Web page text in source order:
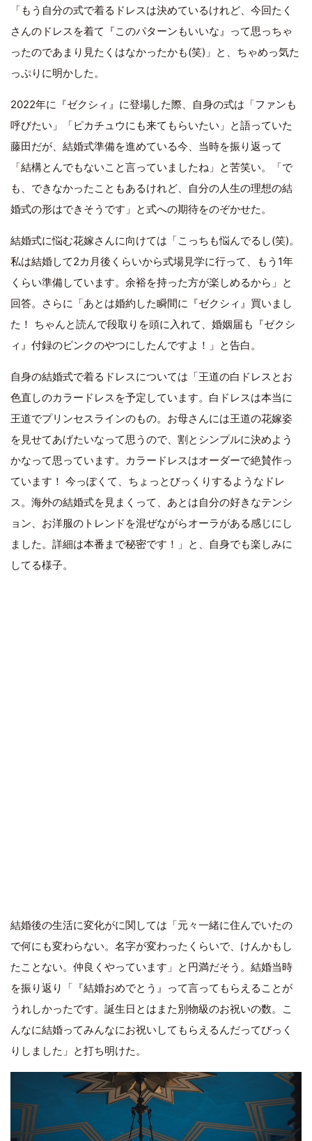
「もう自分の式で着るドレスは決めているけれど、今回たく
さんのドレスを着て『このパターンもいいな』って思っちゃ
ったのであまり見たくはなかったかも(笑)」と、ちゃめっ気た
っぷりに明かした。
2022年に『ゼクシィ』に登場した際、自身の式は「ファンも
呼びたい」「ピカチュウにも来てもらいたい」と語っていた
藤田だが、結婚式準備を進めている今、当時を振り返って
「結構とんでもないこと言っていましたね」と苦笑い。「で
も、できなかったこともあるけれど、自分の人生の理想の結
婚式の形はできそうです」と式への期待をのぞかせた。
結婚式に悩む花嫁さんに向けては「こっちも悩んでるし(笑)。
私は結婚して2カ月後くらいから式場見学に行って、もう1年
くらい準備しています。余裕を持った方が楽しめるから」と
回答。さらに「あとは婚約した瞬間に『ゼクシィ』買いまし
た！ ちゃんと読んで段取りを頭に入れて、婚姻届も『ゼクシ
ィ』付録のピンクのやつにしたんですよ！」と告白。
自身の結婚式で着るドレスについては「王道の白ドレスとお
色直しのカラードレスを予定しています。白ドレスは本当に
王道でプリンセスラインのもの。お母さんには王道の花嫁姿
を見せてあげたいなって思うので、割とシンプルに決めよう
かなって思っています。カラードレスはオーダーで絶賛作っ
ています！ 今っぽくて、ちょっとびっくりするようなドレ
ス。海外の結婚式を見まくって、あとは自分の好きなテンシ
ョン、お洋服のトレンドを混ぜながらオーラがある感じにし
ました。詳細は本番まで秘密です！」と、自身でも楽しみに
してる様子。
結婚後の生活に変化がに関しては「元々一緒に住んでいたの
で何にも変わらない。名字が変わったくらいで、けんかもし
たことない。仲良くやっています」と円満だそう。結婚当時
を振り返り「『結婚おめでとう』って言ってもらえることが
うれしかったです。誕生日とはまた別物級のお祝いの数。こ
んなに結婚ってみんなにお祝いしてもらえるんだってびっく
りしました」と打ち明けた。